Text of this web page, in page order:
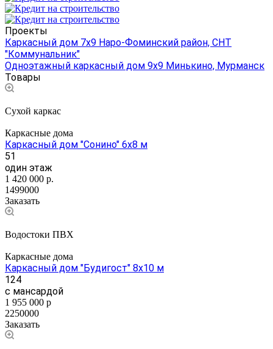
Проекты
Каркасный дом 7х9 Наро-Фоминский район, СНТ
"Коммунальник"
Одноэтажный каркасный дом 9х9 Минькино, Мурманск
Товары
Сухой каркас
Каркасные дома
Каркасный дом "Сонино" 6х8 м
51
один этаж
1 420 000 р.
1499000
Заказать
Водостоки ПВХ
Каркасные дома
Каркасный дом "Будигост" 8х10 м
124
с мансардой
1 955 000 р
2250000
Заказать